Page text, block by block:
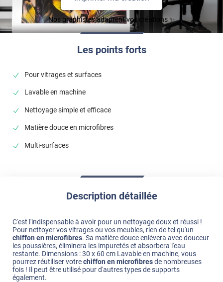
Les points forts
Pour vitrages et surfaces
Lavable en machine
Nettoyage simple et efficace
Matière douce en microfibres
Multi-surfaces
Nos graphistes adaptent vos créations ✨
Description détaillée
C'est l'indispensable à avoir pour un nettoyage doux et réussi !
Pour nettoyer vos vitrages ou vos meubles, rien de tel qu'un
chiffon en microfibres. Sa matière douce enlèvera avec douceur
les poussières, éliminera les impuretés et absorbera l'eau
restante. Dimensions : 30 x 60 cm Lavable en machine, vous
pourrez réutiliser votrechiffon en microfibresde nombreuses
fois ! Il peut être utilisé pour d'autres types de supports
également.